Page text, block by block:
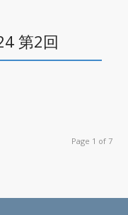
第2回
Page 1 of 7